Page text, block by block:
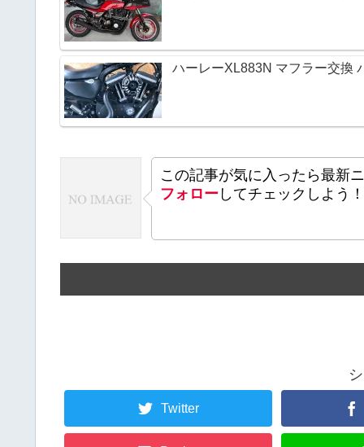
ハーレーXL883N マフラー交換
この記事が気に入ったら最新
フォロー してチェックしよう！
Twitter